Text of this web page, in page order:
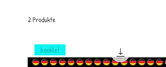
2 Produkte
booklet